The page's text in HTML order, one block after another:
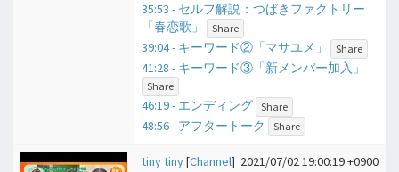
35:53 - セルフ解説：つばきファクトリー
「春恋歌」
Share
39:04 - キーワード②「マサユメ」 Share
41:28 - キーワード③「新メンバー加入」
Share
46:19 - エンディング Share
48:56 - アフタートーク Share
tiny tiny[Channel] 2021/07/02 19:00:19 +0900